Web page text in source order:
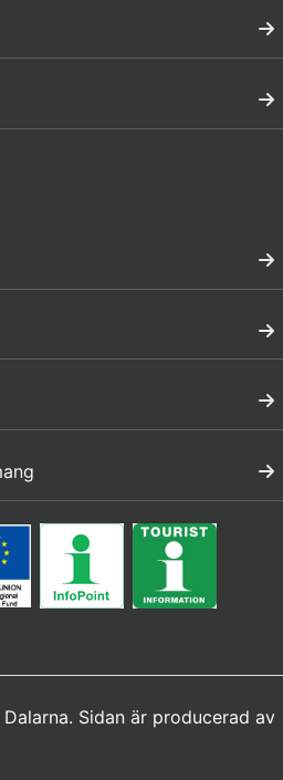
Sidan är producerad av